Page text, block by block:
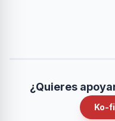
¿Quieres
Ko-fi